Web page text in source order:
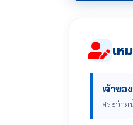
เห
เจ้าข
สระว่า